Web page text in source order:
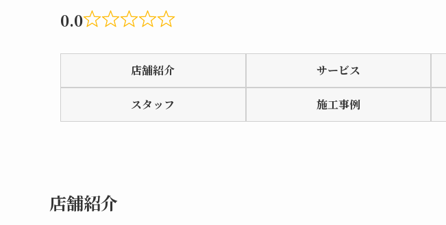
0.0
Rated
0.0
out
of
5
店舗紹介 サービス
スタッフ 施工事例
店舗紹介